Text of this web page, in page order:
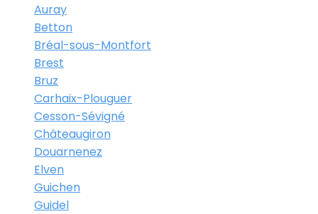
Auray
Betton
Bréal-sous-Montfort
Brest
Bruz
Carhaix-Plouguer
Cesson-Sévigné
Châteaugiron
Douarnenez
Elven
Guichen
Guidel